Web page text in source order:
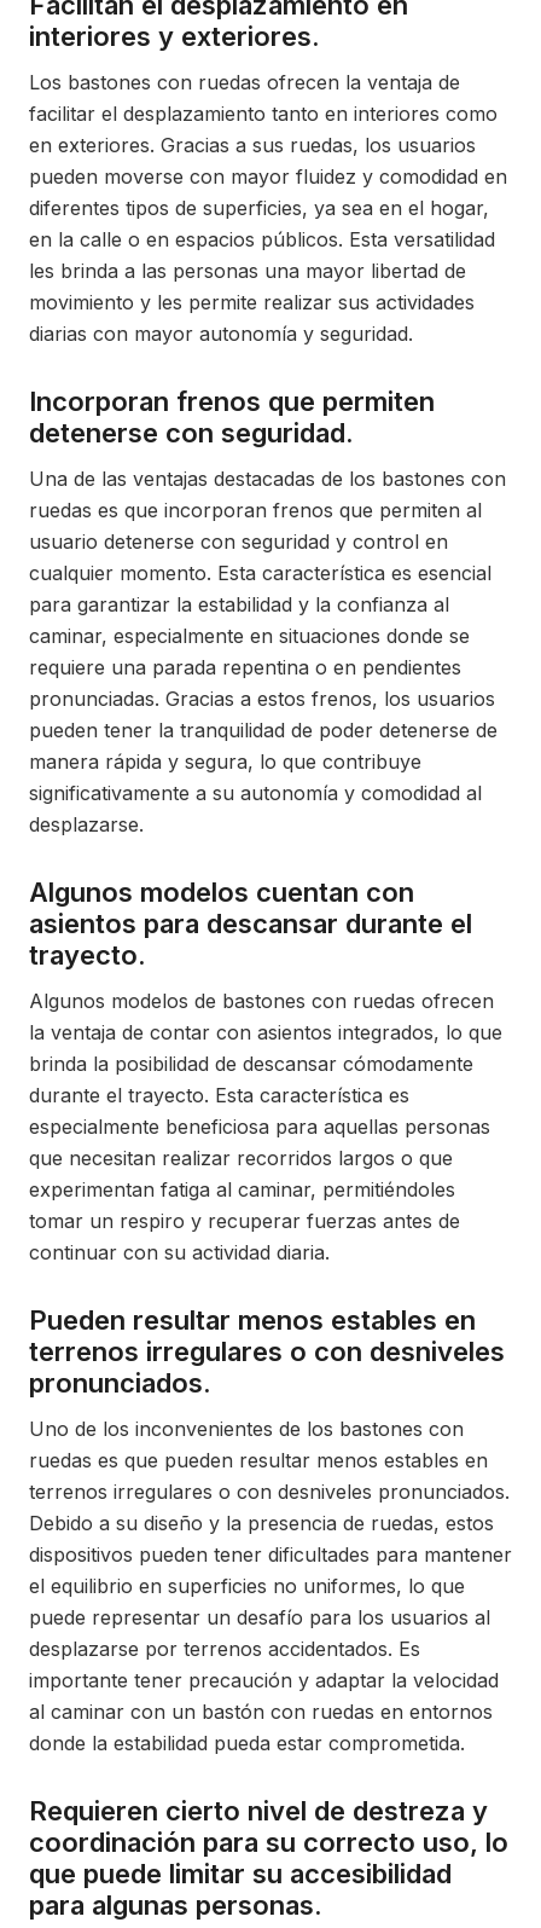
interiores y exteriores.
Los bastones con ruedas ofrecen la ventaja de
facilitar el desplazamiento tanto en interiores como
en exteriores. Gracias a sus ruedas, los usuarios
pueden moverse con mayor fluidez y comodidad en
diferentes tipos de superficies, ya sea en el hogar,
en la calle o en espacios públicos. Esta versatilidad
les brinda a las personas una mayor libertad de
movimiento y les permite realizar sus actividades
diarias con mayor autonomía y seguridad.
Incorporan frenos que permiten
detenerse con seguridad.
Una de las ventajas destacadas de los bastones con
ruedas es que incorporan frenos que permiten al
usuario detenerse con seguridad y control en
cualquier momento. Esta característica es esencial
para garantizar la estabilidad y la confianza al
caminar, especialmente en situaciones donde se
requiere una parada repentina o en pendientes
pronunciadas. Gracias a estos frenos, los usuarios
pueden tener la tranquilidad de poder detenerse de
manera rápida y segura, lo que contribuye
significativamente a su autonomía y comodidad al
desplazarse.
Algunos modelos cuentan con
asientos para descansar durante el
trayecto.
Algunos modelos de bastones con ruedas ofrecen
la ventaja de contar con asientos integrados, lo que
brinda la posibilidad de descansar cómodamente
durante el trayecto. Esta característica es
especialmente beneficiosa para aquellas personas
que necesitan realizar recorridos largos o que
experimentan fatiga al caminar, permitiéndoles
tomar un respiro y recuperar fuerzas antes de
continuar con su actividad diaria.
Pueden resultar menos estables en
terrenos irregulares o con desniveles
pronunciados.
Uno de los inconvenientes de los bastones con
ruedas es que pueden resultar menos estables en
terrenos irregulares o con desniveles pronunciados.
Debido a su diseño y la presencia de ruedas, estos
dispositivos pueden tener dificultades para mantener
el equilibrio en superficies no uniformes, lo que
puede representar un desafío para los usuarios al
desplazarse por terrenos accidentados. Es
importante tener precaución y adaptar la velocidad
al caminar con un bastón con ruedas en entornos
donde la estabilidad pueda estar comprometida.
Requieren cierto nivel de destreza y
coordinación para su correcto uso, lo
que puede limitar su accesibilidad
para algunas personas.